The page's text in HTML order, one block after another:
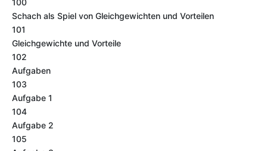
100
Schach als Spiel von Gleichgewichten und Vorteilen
101
Gleichgewichte und Vorteile
102
Aufgaben
103
Aufgabe 1
104
Aufgabe 2
105